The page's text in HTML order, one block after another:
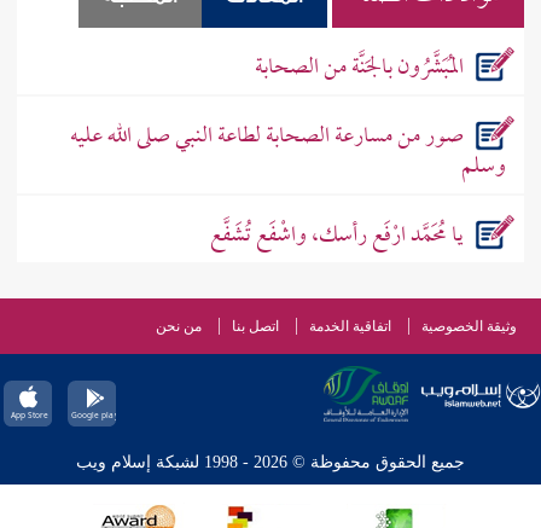
المُبَشَّرُون بالجَنَّة من الصحابة
صور من مسارعة الصحابة لطاعة النبي صلى الله عليه
وسلم
يا مُحَمَّد ارْفَع رأسك، واشْفَع تُشَفَّع
وثيقة الخصوصية اتفاقية الخدمة اتصل بنا من نحن
جميع الحقوق محفوظة © 2026 - 1998 لشبكة إسلام ويب